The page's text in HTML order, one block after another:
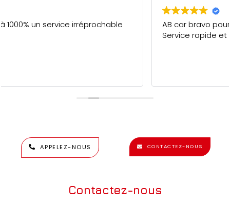
AB car bravo pour votre professionnalisme.
APPELEZ-NOUS CONTACTEZ-NOUS
Contactez-nous